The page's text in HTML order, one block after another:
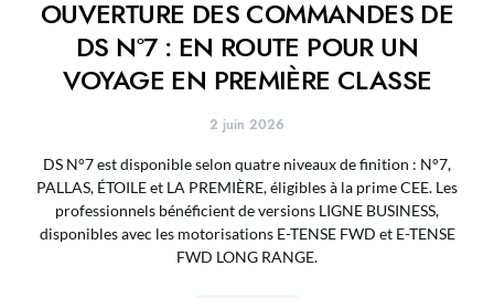
OUVERTURE DES COMMANDES DE
DS N°7 : EN ROUTE POUR UN
VOYAGE EN PREMIÈRE CLASSE
2 juin 2026
DS N°7 est disponible selon quatre niveaux de finition : N°7,
PALLAS, ÉTOILE et LA PREMIÈRE, éligibles à la prime CEE. Les
professionnels bénéficient de versions LIGNE BUSINESS,
disponibles avec les motorisations E-TENSE FWD et E-TENSE
FWD LONG RANGE.